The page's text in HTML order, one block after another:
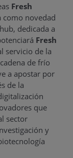
Fresh
como novedad
dedicada a
Fresh
servicio de la
de frío
a apostar por
de la
que
sector
y